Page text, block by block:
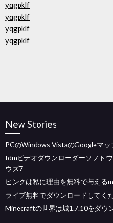
yqgpklf
yqgpklf
yqgpklf
yqgpklf
New Stories
PCのWindows VistaのGoogleマッ
Idmビデオダウンローダーソフト
ウズ7
ピンクは私に理由を無料で与える
ライブ無料でダウンロードしてく
Minecraftの世界は城1.7.10をダウ